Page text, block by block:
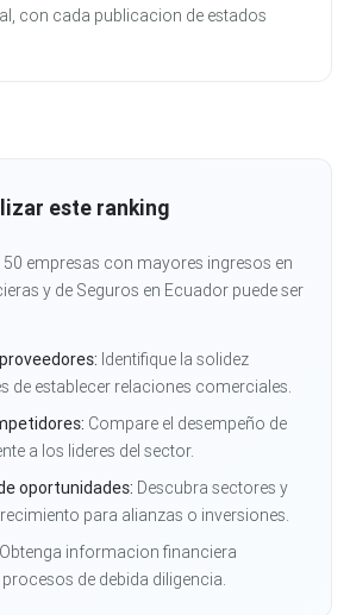
con cada publicacion de estados
este ranking
50 empresas con mayores ingresos en
y de Seguros en Ecuador puede ser
Identifique la solidez
de establecer relaciones comerciales.
Compare el desempeño de
a los lideres del sector.
oportunidades: Descubra sectores y
para alianzas o inversiones.
Obtenga informacion financiera
de debida diligencia.